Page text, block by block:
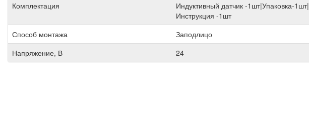
Комплектация
Индуктивный датчик -1шт|Упаковка-1шт|
Инструкция -1шт
Способ монтажа
Заподлицо
Напряжение, В
24